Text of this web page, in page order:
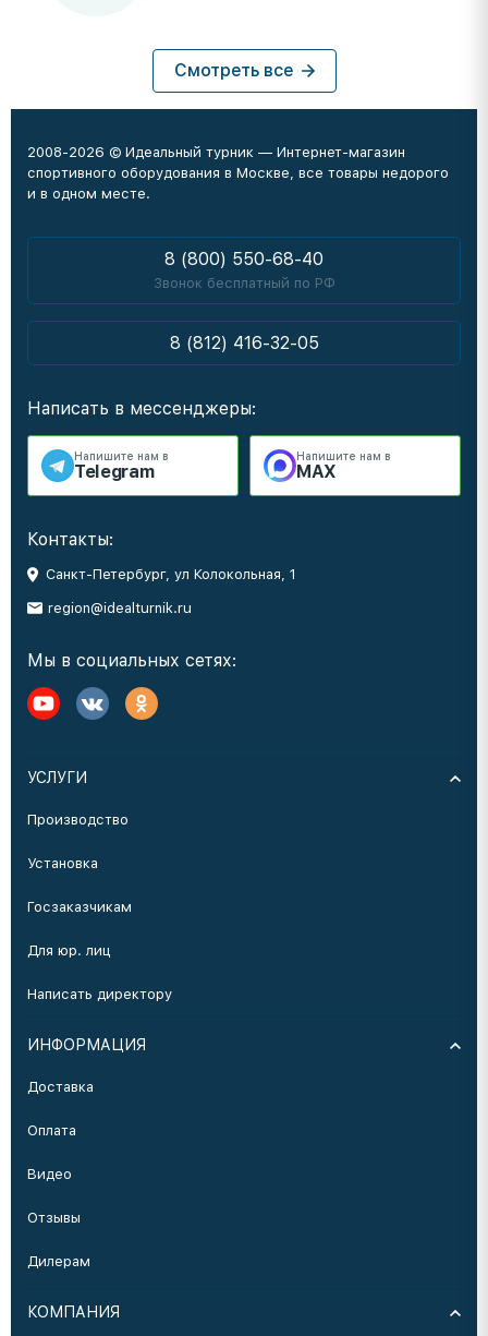
Смотреть все
2008-2026 © Идеальный турник — Интернет-магазин
спортивного оборудования в Москве, все товары недорого
и в одном месте.
8 (800) 550-68-40
Звонок бесплатный по РФ
8 (812) 416-32-05
Написать в мессенджеры:
Напишите нам в
Telegram
Напишите нам в
MAX
Контакты:
Санкт-Петербург, ул Колокольная, 1
region@idealturnik.ru
Мы в социальных сетях:
УСЛУГИ
Производство
Установка
Госзаказчикам
Для юр. лиц
Написать директору
ИНФОРМАЦИЯ
Доставка
Оплата
Видео
Отзывы
Дилерам
КОМПАНИЯ